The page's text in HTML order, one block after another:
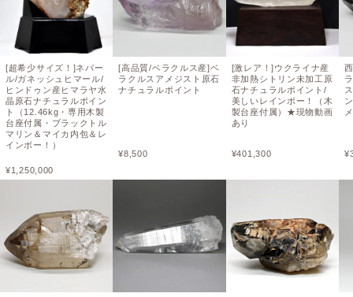
[超希少サイズ！]ネパー
ル/ガネッシュヒマール/
ヒンドゥン産ヒマラヤ水
晶原石ナチュラルポイン
ト（12.46kg・専用木製
台座付属・ブラックトル
マリン＆マイカ内包＆レ
インボー！）
¥1,250,000
[高品質/ベラクルス産]ベ
ラクルスアメジスト原石
ナチュラルポイント
¥8,500
[激レア！]ウクライナ産
非加熱シトリン未加工原
石ナチュラルポイント/
美しいレインボー！（木
製台座付属）★現物動画
あり
¥401,300 ¥